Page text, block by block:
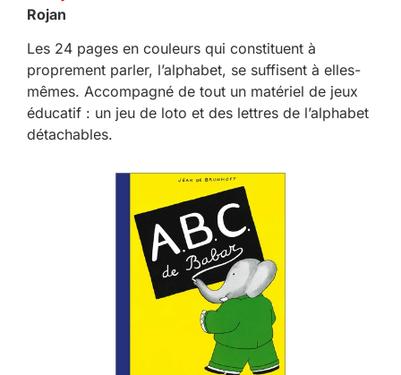
Rojan
Les 24 pages en couleurs qui constituent à
proprement parler, l’alphabet, se suffisent à elles-
mêmes. Accompagné de tout un matériel de jeux
éducatif : un jeu de loto et des lettres de l’alphabet
détachables.